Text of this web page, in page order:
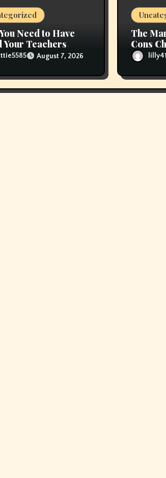
Need to Have
Your Teachers
Refill Glas Pods
August 7, 2026
The
Cons